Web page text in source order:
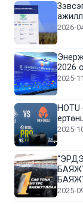
2026-
2026
2025-
2025-
2025-